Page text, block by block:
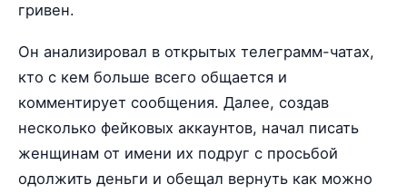
гривен.
Он анализировал в открытых телеграмм-чатах,
кто с кем больше всего общается и
комментирует сообщения. Далее, создав
несколько фейковых аккаунтов, начал писать
женщинам от имени их подруг с просьбой
одолжить деньги и обещал вернуть как можно